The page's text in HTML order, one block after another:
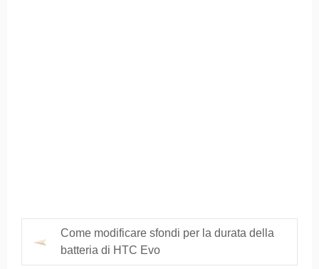
Come modificare sfondi per la durata della
batteria di HTC Evo